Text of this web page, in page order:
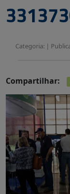
Categoria: |
Compartilhar: